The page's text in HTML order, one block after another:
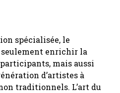
spécialisée, le
seulement enrichir la
mais aussi
d’artistes à
traditionnels. L’art du